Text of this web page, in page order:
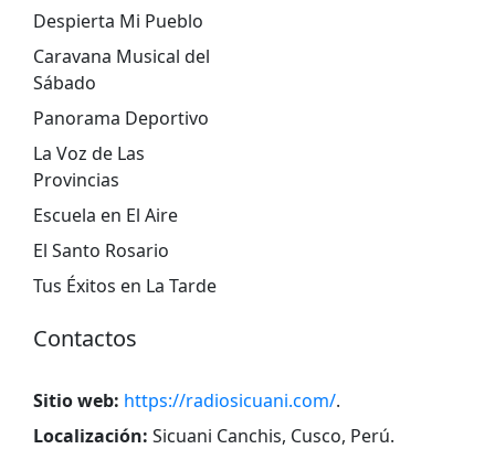
Despierta Mi Pueblo
Caravana Musical del
Sábado
Panorama Deportivo
La Voz de Las
Provincias
Escuela en El Aire
El Santo Rosario
Tus Éxitos en La Tarde
Contactos
Sitio web: https://radiosicuani.com/.
Localización: Sicuani Canchis, Cusco, Perú.